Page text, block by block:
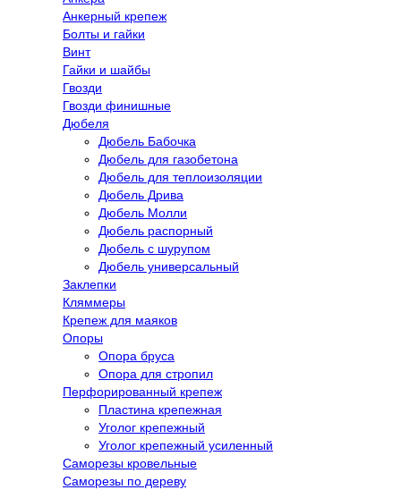
Анкерный крепеж
Болты и гайки
Винт
Гайки и шайбы
Гвозди
Гвозди финишные
Дюбеля
Дюбель Бабочка
Дюбель для газобетона
Дюбель для теплоизоляции
Дюбель Дрива
Дюбель Молли
Дюбель распорный
Дюбель с шурупом
Дюбель универсальный
Заклепки
Кляммеры
Крепеж для маяков
Опоры
Опора бруса
Опора для стропил
Перфорированный крепеж
Пластина крепежная
Уголог крепежный
Уголог крепежный усиленный
Саморезы кровельные
Саморезы по дереву